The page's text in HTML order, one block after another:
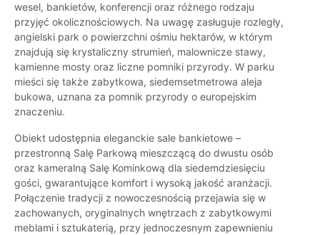
wesel, bankietów, konferencji oraz różnego rodzaju
przyjęć okolicznościowych. Na uwagę zasługuje rozległy,
angielski park o powierzchni ośmiu hektarów, w którym
znajdują się krystaliczny strumień, malownicze stawy,
kamienne mosty oraz liczne pomniki przyrody. W parku
mieści się także zabytkowa, siedemsetmetrowa aleja
bukowa, uznana za pomnik przyrody o europejskim
znaczeniu.
Obiekt udostępnia eleganckie sale bankietowe –
przestronną Salę Parkową mieszczącą do dwustu osób
oraz kameralną Salę Kominkową dla siedemdziesięciu
gości, gwarantujące komfort i wysoką jakość aranżacji.
Połączenie tradycji z nowoczesnością przejawia się w
zachowanych, oryginalnych wnętrzach z zabytkowymi
meblami i sztukaterią, przy jednoczesnym zapewnieniu